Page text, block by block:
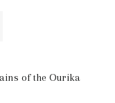
of the Ourika